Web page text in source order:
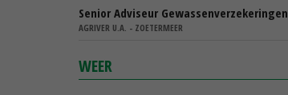
Senior Adviseur Gewassenverzekeringen
AGRIVER U.A. - ZOETERMEER
WEER